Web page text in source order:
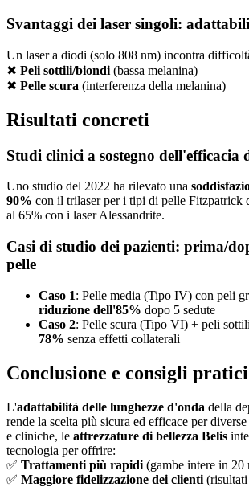
Svantaggi dei laser singoli:
Un laser a diodi (solo 808 nm) incontra
✖ Peli sottili/biondi (bassa melanina)
✖ Pelle scura (interferenza della melanina)
Risultati concreti
Studi clinici a sostegno dell'efficacia
Uno studio del 2022 ha rilevato una
90% con il trilaser per i tipi di pelle Fitzpatrick
al 65% con i laser Alessandrite.
Casi di studio dei pazienti: prima/
pelle
Caso 1: Pelle media (Tipo IV) con peli
riduzione dell'85% dopo 5 sedute
Caso 2: Pelle scura (Tipo VI) + peli
78% senza effetti collaterali
Conclusione e consigli pratici
L'adattabilità delle lunghezze d'onda della
rende la scelta più sicura ed efficace per
e cliniche, le attrezzature di bellezza Belis
tecnologia per offrire:
✅ Trattamenti più rapidi (gambe intere in 20
✅ Maggiore fidelizzazione dei clienti